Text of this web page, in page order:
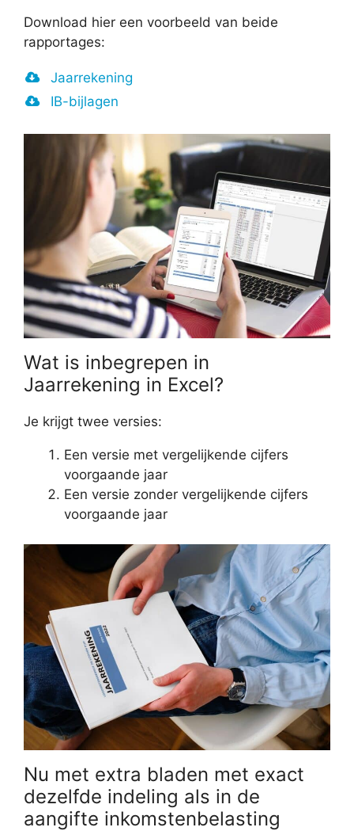
Download hier een voorbeeld van beide
rapportages:
Jaarrekening
IB-bijlagen
Wat is inbegrepen in
Jaarrekening in Excel?
Je krijgt twee versies:
Een versie met vergelijkende cijfers
voorgaande jaar
Een versie zonder vergelijkende cijfers
voorgaande jaar
Nu met extra bladen met exact
dezelfde indeling als in de
aangifte inkomstenbelasting